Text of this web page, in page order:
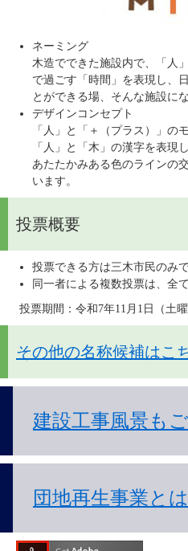
ネーミング
木造でできた施設内で、「人
で過ごす「時間」を表現し、
とができる場、そんな施設に
デザインコンセプト
「人」と「＋（プラス）」の
「人」と「木」の漢字を表現
あたたかみある色のラインの
います。
投票概要
投票できる方は三木市民のみで
同一者による複数投票は、全
投票期間：令和7年11月1日（土曜
その他の名称候補はこ
建設工事風景も
団地再生事業と